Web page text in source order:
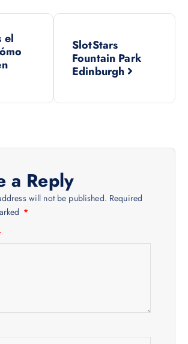
el
SlotStars
Fountain Park
Edinburgh
a Reply
will not be published. Required
*